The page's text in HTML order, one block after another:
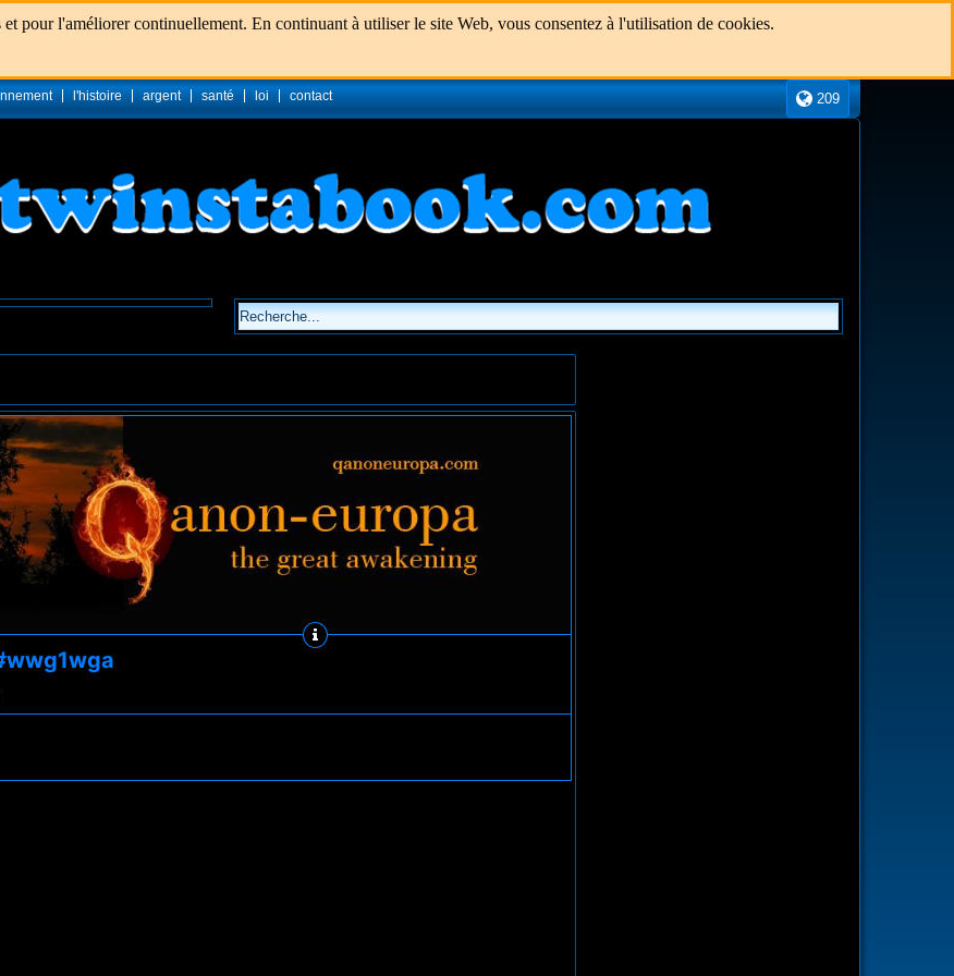
pour l'améliorer continuellement. En continuant à utiliser le site Web, vous consentez à l'utilisation de cookies.
209
l'histoire argent santé loi contact